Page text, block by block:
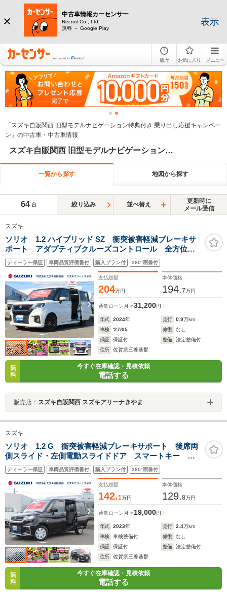
中古車情報カーセンサー
Recruit Co., Ltd.
無料 － Google Play
表示
履歴 お気に入り メニュー
「スズキ自販関西 旧型モデルナビゲーション特典付き 乗り出し応援キャンペー
ン」の中古車・中古車情報
スズキ自販関西 旧型モデルナビゲーション特典付き 乗り出し応援キャンペーン
一覧から探す 地図から探す
64 台 絞り込み 並べ替え
更新時に
メール受信
スズキ
ソリオ 1.2 ハイブリッド SZ 衝突被害軽減ブレーキサ
ポート アダプティブクルーズコントロール 全方位カ
メラパッケージ 後席両側パワースライドドア リモー
ト格納ドアミラー ロールサンシェード シートヒータ
ー パーソナルテーブル
ディーラー保証 車両品質評価書付 購入プラン付 360°画像付
支払総額
204万円
本体価格
194.7万円
通常ローン 月々31,200円
年式 2024年 走行 0.9万km
車検
'27/05 修復
なし
保証
保証付 整備
法定整備付
住所
佐賀県三養基郡
無
料
今すぐ在庫確認・見積依頼
電話する
販売店： スズキ自販関西 スズキアリーナきやま
スズキ
ソリオ 1.2 G 衝突被害軽減ブレーキサポート 後席両
側スライド・左側電動スライドドア スマートキー 電
動格納ドアミラー ウォークスルー シートリフター
オートエアコン ISOFIX対応
ディーラー保証 車両品質評価書付 購入プラン付 360°画像付
支払総額
142.1万円
本体価格
129.8万円
通常ローン 月々19,000円
年式 2023年 走行 2.4万km
車検
車検整備付 修復
なし
保証
保証付 整備
法定整備付
住所
佐賀県三養基郡
無
料
今すぐ在庫確認・見積依頼
電話する